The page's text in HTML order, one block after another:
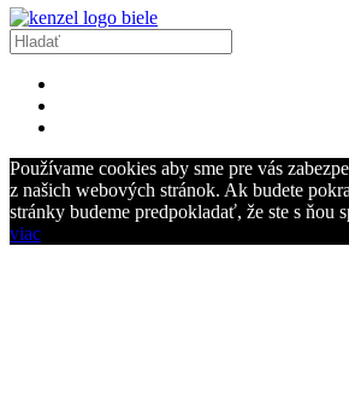
Používame cookies aby sme pre vás
z našich webových stránok. Ak budete
stránky budeme predpokladať, že ste s ňou
viac